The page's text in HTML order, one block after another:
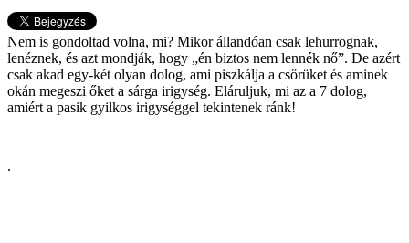
Nem is gondoltad volna, mi? Mikor állandóan csak lehurrognak,
lenéznek, és azt mondják, hogy „én biztos nem lennék nő”. De azért
csak akad egy-két olyan dolog, ami piszkálja a csőrüket és aminek
okán megeszi őket a sárga irigység. Eláruljuk, mi az a 7 dolog,
amiért a pasik gyilkos irigységgel tekintenek ránk!
.